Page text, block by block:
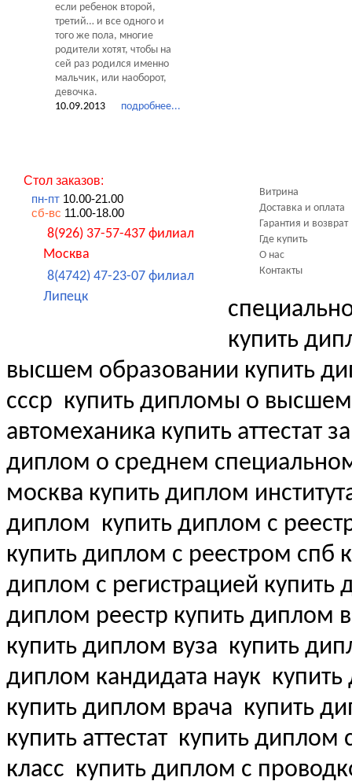
если ребенок второй,
третий… и все одного и
того же пола, многие
родители хотят, чтобы на
сей раз родился именно
мальчик, или наоборот,
девочка.
подробнее...
10.09.2013
Стол заказов:
пн-пт 10.00-21.00
сб-вс 11.00-18.00
8(926) 37-57-437 филиал
Москва
8(4742) 47-23-07 филиал
Липецк
Витрина
Доставка и оплата
Гарантия и возврат
Где купить
О нас
Контакты
купить
высшем образовании купить
ссср купить дипломы о
автомеханика купить аттестат
диплом о среднем
москва купить диплом
диплом купить диплом с
купить диплом с реестром спб
диплом с регистрацией
диплом реестр купить диплом
купить диплом вуза купить
диплом кандидата наук
купить диплом врача купить
купить аттестат купить диплом
класс купить диплом с